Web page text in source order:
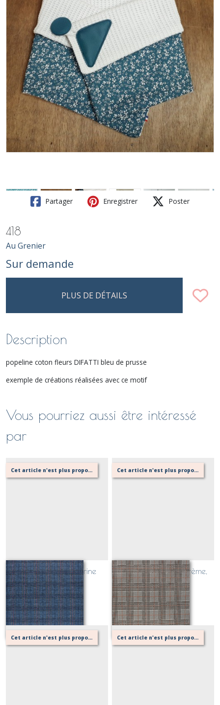
Partager Enregistrer Poster
418
Au Grenier
Sur demande
PLUS DE DÉTAILS
Description
popeline coton fleurs DIFATTI bleu de prusse
exemple de créations réalisées avec ce motif
Vous pourriez aussi être intéressé
par
Cet article n'est plus proposé, retournez au menu principal ou contactez moi!
WEXFORD bleu marine
Sur demande
Cet article n'est plus proposé, retournez au menu principal ou contactez moi!
PRINCE DE GALLES crème,
orange
Sur demande
Cet article n'est plus proposé, retournez au menu principal ou contactez moi! Cet article n'est plus proposé, retournez au menu principal ou contactez moi!